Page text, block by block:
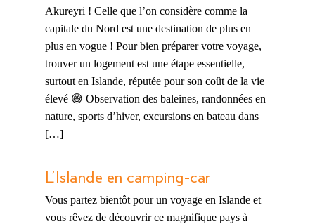
Akureyri ! Celle que l’on considère comme la
capitale du Nord est une destination de plus en
plus en vogue ! Pour bien préparer votre voyage,
trouver un logement est une étape essentielle,
surtout en Islande, réputée pour son coût de la vie
élevé 😅 Observation des baleines, randonnées en
nature, sports d’hiver, excursions en bateau dans
[…]
L’Islande en camping-car
Vous partez bientôt pour un voyage en Islande et
vous rêvez de découvrir ce magnifique pays à